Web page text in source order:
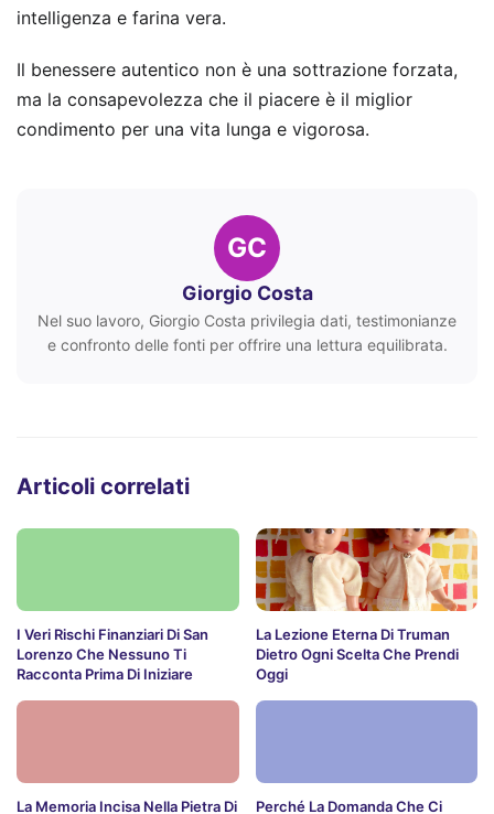
intelligenza e farina vera.
Il benessere autentico non è una sottrazione forzata,
ma la consapevolezza che il piacere è il miglior
condimento per una vita lunga e vigorosa.
GC
Giorgio Costa
Nel suo lavoro, Giorgio Costa privilegia dati, testimonianze
e confronto delle fonti per offrire una lettura equilibrata.
Articoli correlati
I Veri Rischi Finanziari Di San
Lorenzo Che Nessuno Ti
Racconta Prima Di Iniziare
La Lezione Eterna Di Truman
Dietro Ogni Scelta Che Prendi
Oggi
La Memoria Incisa Nella Pietra Di Perché La Domanda Che Ci